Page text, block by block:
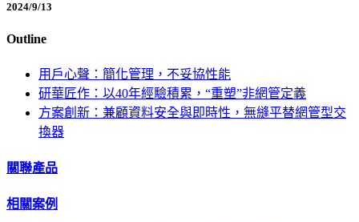
2024/9/13
Outline
用戶心聲：簡化管理，不妥協性能
研華匠作：以40年經驗積累，“重塑”非網管定義
方案創新：兼顧資料安全與即時性，無縫平替網管型交
換器
關聯產品
相關案例